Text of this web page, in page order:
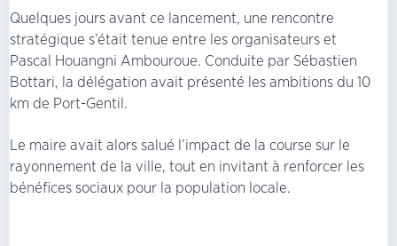
Quelques jours avant ce lancement, une rencontre
stratégique s’était tenue entre les organisateurs et
Pascal Houangni Ambouroue. Conduite par Sébastien
Bottari, la délégation avait présenté les ambitions du 10
km de Port-Gentil.
Le maire avait alors salué l’impact de la course sur le
rayonnement de la ville, tout en invitant à renforcer les
bénéfices sociaux pour la population locale.